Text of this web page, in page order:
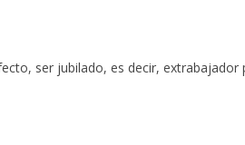
ser jubilado, es decir, extrabajador